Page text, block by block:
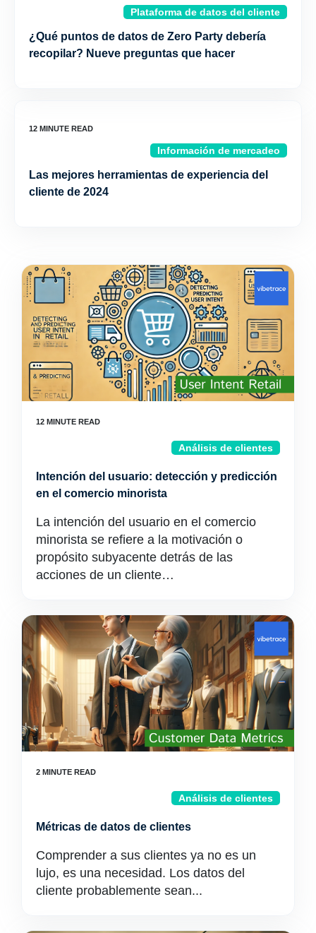
Plataforma de datos del cliente
¿Qué puntos de datos de Zero Party debería
recopilar? Nueve preguntas que hacer
Información de mercadeo
Las mejores herramientas de experiencia del
cliente de 2024
Análisis de clientes
Intención del usuario: detección y predicción
en el comercio minorista
La intención del usuario en el comercio
minorista se refiere a la motivación o
propósito subyacente detrás de las
acciones de un cliente…
Análisis de clientes
Métricas de datos de clientes
Comprender a sus clientes ya no es un
lujo, es una necesidad. Los datos del
cliente probablemente sean...